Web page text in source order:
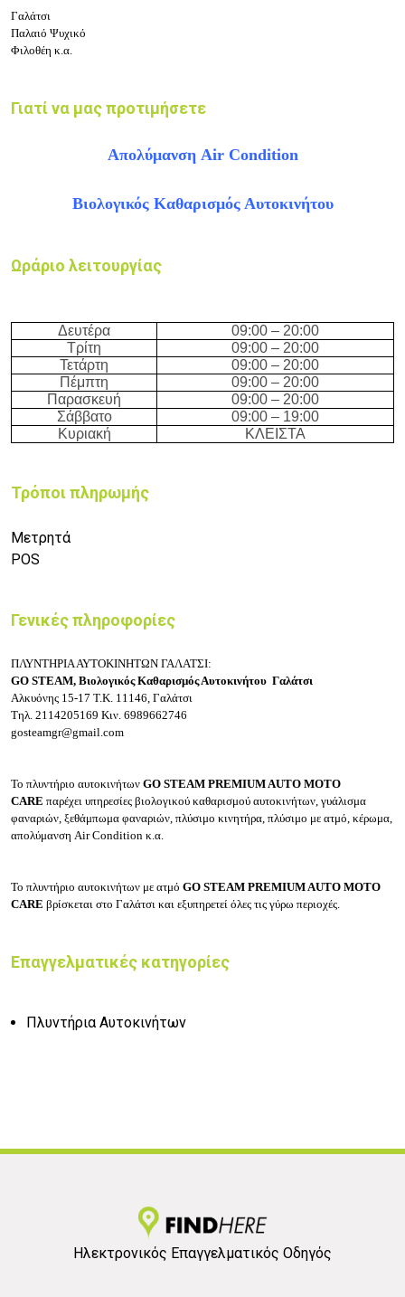
Γαλάτσι
Παλαιό Ψυχικό
Φιλοθέη κ.α.
Γιατί να μας προτιμήσετε
Απολύμανση Air Condition
Βιολογικός Καθαρισμός Αυτοκινήτου
Ωράριο λειτουργίας
Δευτέρα 09:00 – 20:00
Τρίτη
09:00 – 20:00
Τετάρτη
09:00 – 20:00
Πέμπτη
09:00 – 20:00
Παρασκευή
09:00 – 20:00
Σάββατο
09:00 – 19:00
Κυριακή
ΚΛΕΙΣΤΑ
Τρόποι πληρωμής
Μετρητά
POS
Γενικές πληροφορίες
ΠΛΥΝΤΗΡΙΑ ΑΥΤΟΚΙΝΗΤΩΝ ΓΑΛΑΤΣΙ:
GO STEAM, Βιολογικός Καθαρισμός Αυτοκινήτου Γαλάτσι
Αλκυόνης 15-17 Τ.Κ. 11146, Γαλάτσι
Τηλ. 2114205169 Κιν. 6989662746
gosteamgr@gmail.com
Το πλυντήριο αυτοκινήτων GO STEAM PREMIUM AUTO MOTO
CARE παρέχει υπηρεσίες βιολογικού καθαρισμού αυτοκινήτων, γυάλισμα
φαναριών, ξεθάμπωμα φαναριών, πλύσιμο κινητήρα, πλύσιμο με ατμό, κέρωμα,
απολύμανση Air Condition κ.α.
Το πλυντήριο αυτοκινήτων με ατμό GO STEAM PREMIUM AUTO MOTO
CARE βρίσκεται στο Γαλάτσι και εξυπηρετεί όλες τις γύρω περιοχές.
Επαγγελματικές κατηγορίες
Πλυντήρια Αυτοκινήτων
Ηλεκτρονικός Επαγγελματικός Οδηγός